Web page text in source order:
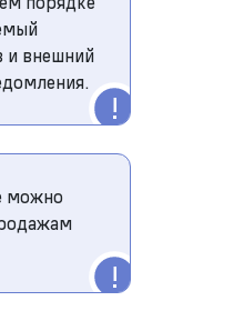
и внешний
можно